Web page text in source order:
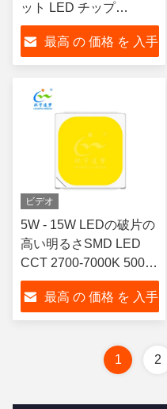
ット LED チップ
1200LM-1400LM
最高 の 価格 を 入手
ビデオ
5W - 15W LEDの破片の
高い明るさSMD LED
CCT 2700-7000K 50000
時間の寿命
最高 の 価格 を 入手
1 2